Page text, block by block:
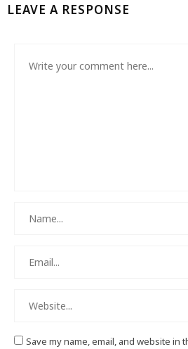
LEAVE A RESPONSE
Save my name, email, and website in